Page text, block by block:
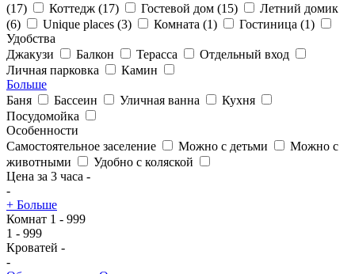
(17)
Коттедж (17) Гостевой дом (15)
Летний домик
(6)
Unique places (3) Комната (1) Гостиница (1)
Удобства
Джакузи
Балкон Терасса
Отдельный вход
Личная парковка
Камин
Больше
Баня
Бассеин Уличная ванна
Кухня
Посудомойка
Особенности
Самостоятельное заселение
Можно с детьми
Можно с
животными
Удобно с коляской
Цена за 3 часа -
-
+ Больше
Комнат 1 - 999
1 - 999
Кроватей -
-